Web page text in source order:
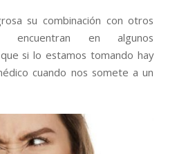
su combinación con otros
en algunos
si lo estamos tomando hay
cuando nos somete a un